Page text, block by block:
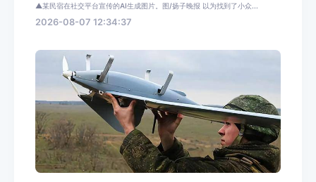
▲某民宿在社交平台宣传的AI生成图片。图/扬子晚报 以为找到了小众...
2026-08-07 12:34:37